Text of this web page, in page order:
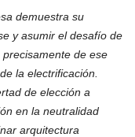
demuestra su
y asumir el desafío de
de ese
la electrificación.
de elección a
en la neutralidad
arquitectura